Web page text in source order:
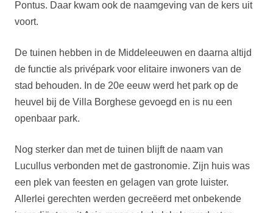
Pontus. Daar kwam ook de naamgeving van de kers uit
voort.
De tuinen hebben in de Middeleeuwen en daarna altijd
de functie als privépark voor elitaire inwoners van de
stad behouden. In de 20e eeuw werd het park op de
heuvel bij de Villa Borghese gevoegd en is nu een
openbaar park.
Nog sterker dan met de tuinen blijft de naam van
Lucullus verbonden met de gastronomie. Zijn huis was
een plek van feesten en gelagen van grote luister.
Allerlei gerechten werden gecreëerd met onbekende